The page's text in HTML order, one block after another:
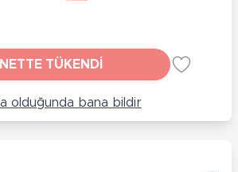
TÜKENDİ
olduğunda bana bildir